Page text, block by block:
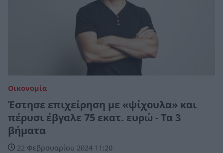
Οικονομία
Έστησε επιχείρηση με «ψίχουλα» και
πέρυσι έβγαλε 75 εκατ. ευρώ - Τα 3
βήματα
22 Φεβρουαρίου 2024 11:20